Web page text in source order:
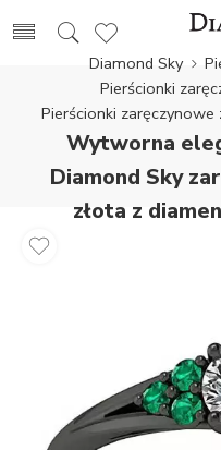
Diamond Sky
Pierścionki
Pierścionki
Wytworna
Diamond Sky
złota z